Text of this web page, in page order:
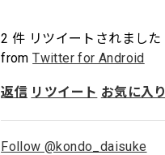
2 件 リツイートされました
fromTwitter for Android
返信 リツイート お気に入り
Follow @kondo_daisuke